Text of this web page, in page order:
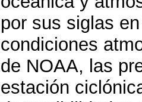
por sus siglas
condiciones
de NOAA, las
estación